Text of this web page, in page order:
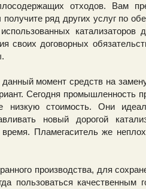
отходов. Вам
ряд других услуг по
использованных
своих договорных
момент средств на
Сегодня промышленность
низкую стоимость. Они
новый дорогой
время. Пламегаситель же
производства, для
пользоваться